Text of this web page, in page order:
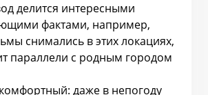
делится интересными
фактами, например,
снимались в этих локациях,
параллели с родным городом
даже в непогоду